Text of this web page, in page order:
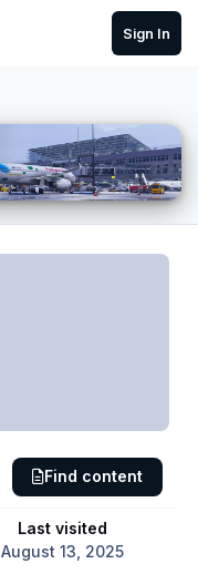
Sign In
Last visited
August 13, 2025
Find content